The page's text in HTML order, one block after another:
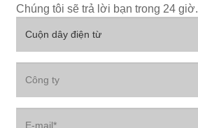
Chúng tôi sẽ trả lời bạn trong 24 giờ.